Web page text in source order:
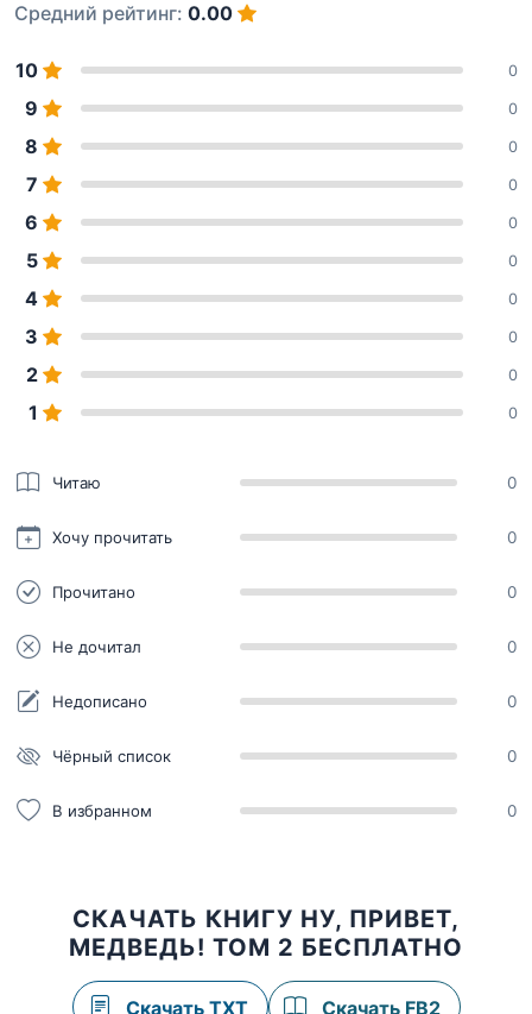
Средний рейтинг: 0.00
10 0
9 0
8 0
7 0
6 0
5 0
4 0
3 0
2 0
1 0
Читаю 0
Хочу прочитать 0
Прочитано 0
Не дочитал 0
Недописано 0
Чёрный список 0
В избранном 0
СКАЧАТЬ КНИГУ НУ, ПРИВЕТ,
МЕДВЕДЬ! ТОМ 2 БЕСПЛАТНО
Скачать TXT Скачать FB2